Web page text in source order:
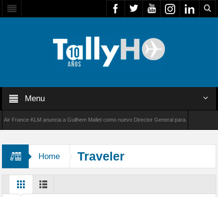
Menu
KLM anuncia a Guilhem Mallet como nuevo Director General para América Latina
Home Traveler